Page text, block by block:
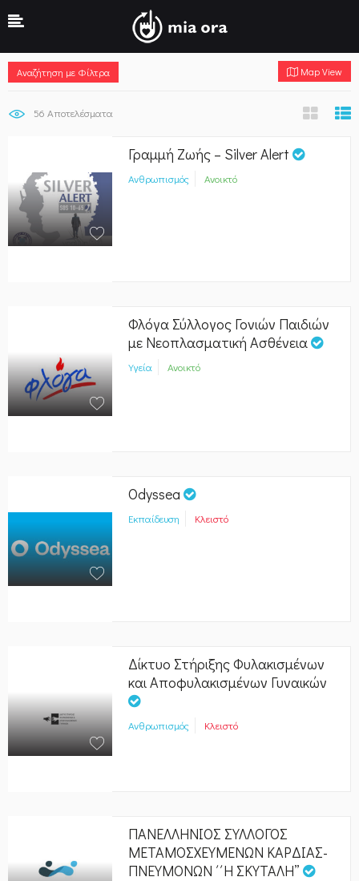
Αναζήτηση με Φίλτρα Map View
56 Αποτελέσματα
Γραμμή Ζωής – Silver Alert
Ανθρωπισμός Ανοικτό
Φλόγα Σύλλογος Γονιών Παιδιών
με Νεοπλασματική Ασθένεια
Υγεία Ανοικτό
Odyssea
Εκπαίδευση Κλειστό
Δίκτυο Στήριξης Φυλακισμένων
και Αποφυλακισμένων Γυναικών
Ανθρωπισμός Κλειστό
ΠΑΝΕΛΛΗΝΙΟΣ ΣΥΛΛΟΓΟΣ
ΜΕΤΑΜΟΣΧΕΥΜΕΝΩΝ ΚΑΡΔΙΑΣ-
ΠΝΕΥΜΟΝΩΝ ΄΄Η ΣΚΥΤΑΛΗ”